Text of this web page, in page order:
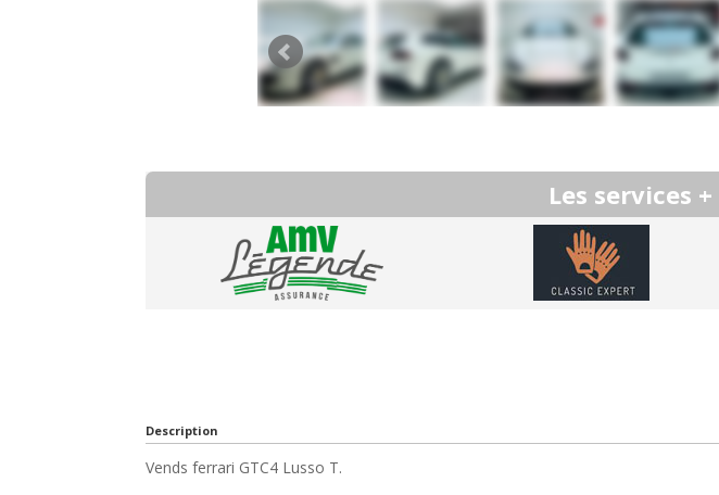
Les services +
Description
Vends ferrari GTC4 Lusso T.